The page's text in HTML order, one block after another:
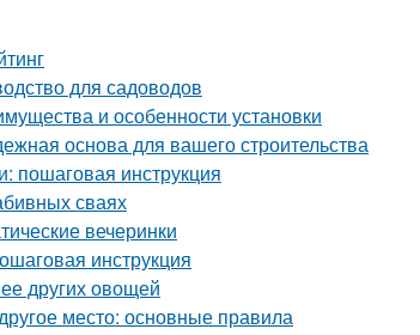
для садоводов
и особенности установки
основа для вашего строительства
пошаговая инструкция
сваях
вечеринки
инструкция
других овощей
место: основные правила